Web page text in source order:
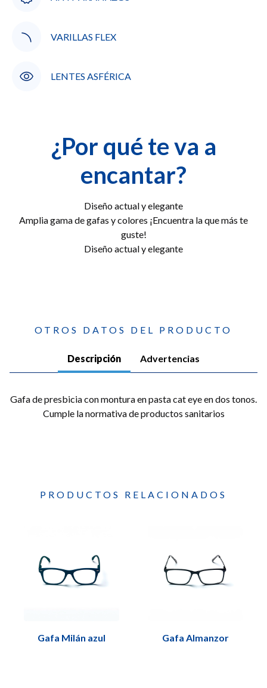
VARILLAS FLEX
LENTES ASFÉRICA
¿Por qué te va a
encantar?
Diseño actual y elegante
Amplia gama de gafas y colores ¡Encuentra la que más te
guste!
Diseño actual y elegante
OTROS DATOS DEL PRODUCTO
Descripción Advertencias
Gafa de presbicia con montura en pasta cat eye en dos tonos.
Cumple la normativa de productos sanitarios
PRODUCTOS RELACIONADOS
Gafa Milán azul Gafa Almanzor